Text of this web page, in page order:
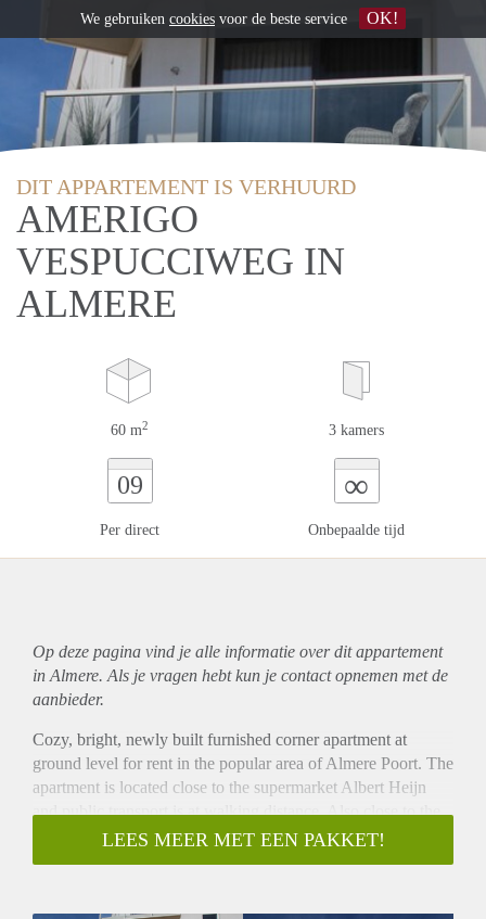
DIT APPARTEMENT IS VERHUURD
AMERIGO
VESPUCCIWEG IN
ALMERE
60 m2 3 kamers
09
Per direct
∞
Onbepaalde tijd
Op deze pagina vind je alle informatie over ditappartement
in Almere. Als je vragen hebt kun je contact opnemen met de
aanbieder.
Cozy, bright, newly built furnished corner apartment at
ground level for rent in the popular area of Almere Poort. The
apartment is located close to the supermarket Albert Heijn
and public transport is at walking distance. Also close to the
highway and beach! Private parking spot and separated
storage available.
LEES MEER MET EEN PAKKET!
We gebruiken cookies voor de beste service OK!